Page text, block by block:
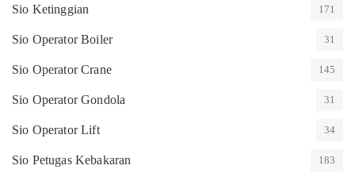
Sio Ketinggian 171
Sio Operator Boiler 31
Sio Operator Crane 145
Sio Operator Gondola 31
Sio Operator Lift 34
Sio Petugas Kebakaran 183